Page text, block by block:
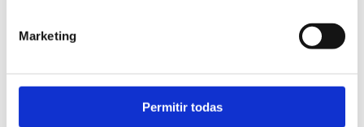
Marketing
Permitir todas